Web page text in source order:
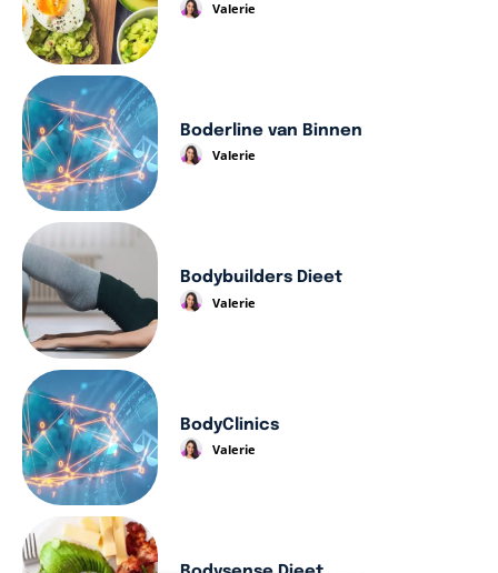
Valerie
Boderline van Binnen
Valerie
Bodybuilders Dieet
Valerie
BodyClinics
Valerie